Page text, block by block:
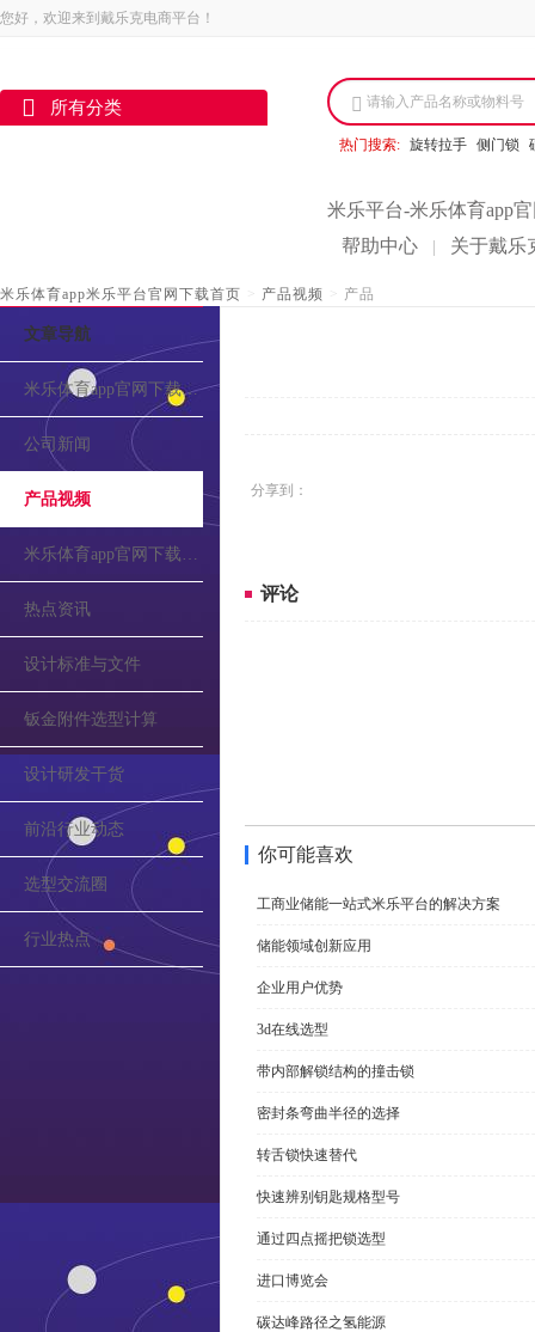
您好，欢迎来到戴乐克电商平台！
所有分类 请输入产品名称或物料号
热门搜索: 旋转拉手 侧门锁
米乐平台-米乐体育app
帮助中心
关于戴乐
米乐体育app米乐平台官网下载首页 > 产品视频 > 产品
文章导航
米乐体育app官网下载的介绍
公司新闻
产品视频
米乐体育app官网下载的公告
热点资讯
设计标准与文件
钣金附件选型计算
设计研发干货
前沿行业动态
选型交流圈
行业热点
分享到：
评论
你可能喜欢
工商业储能一站式米乐平台的解决方案
储能领域创新应用
企业用户优势
3d在线选型
带内部解锁结构的撞击锁
密封条弯曲半径的选择
转舌锁快速替代
快速辨别钥匙规格型号
通过四点摇把锁选型
进口博览会
碳达峰路径之氢能源